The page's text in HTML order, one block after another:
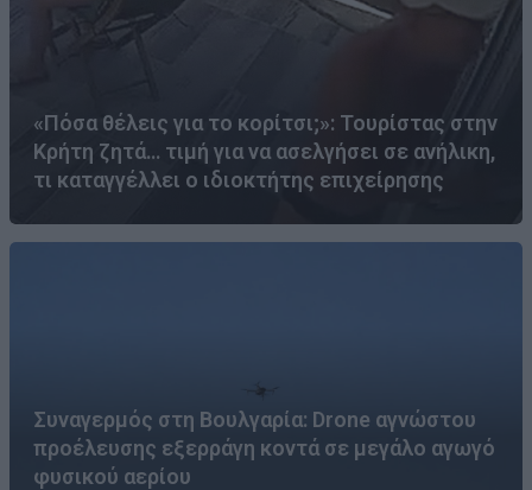
«Πόσα θέλεις για το κορίτσι;»: Τουρίστας στην
Κρήτη ζητά… τιμή για να ασελγήσει σε ανήλικη,
τι καταγγέλλει ο ιδιοκτήτης επιχείρησης
Συναγερμός στη Βουλγαρία: Drone αγνώστου
προέλευσης εξερράγη κοντά σε μεγάλο αγωγό
φυσικού αερίου